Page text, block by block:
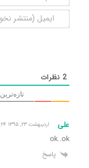
2نظرات
تازه‌ترین
علی اردیبهشت ۲۳, ۱۳۹۵ ۷:۲۴ ق٫ظ
ok..ok
پاسخ